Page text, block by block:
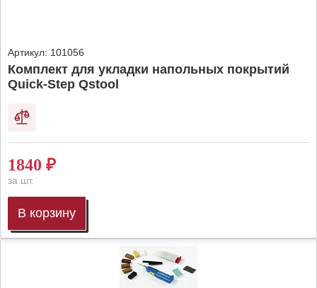
Артикул: 101056
Комплект для укладки напольных покрытий
Quick-Step Qstool
1840 ₽
за шт.
В корзину